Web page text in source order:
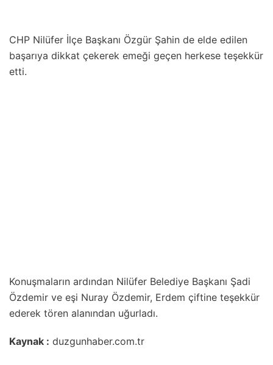
CHP Nilüfer İlçe Başkanı Özgür Şahin de elde edilen
başarıya dikkat çekerek emeği geçen herkese teşekkür
etti.
Konuşmaların ardından Nilüfer Belediye Başkanı Şadi
Özdemir ve eşi Nuray Özdemir, Erdem çiftine teşekkür
ederek tören alanından uğurladı.
Kaynak : duzgunhaber.com.tr